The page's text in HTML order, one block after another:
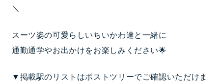
＼
スーツ姿の可愛らしいちいかわ達と一緒に
通勤通学やお出かけをお楽しみください🌟
▼掲載駅のリストはポストツリーでご確認いただけま